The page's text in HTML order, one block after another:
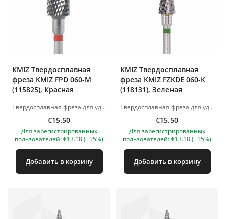
KMIZ Твердосплавная
фреза KMIZ FPD 060-M
(115825), Красная
Твердосплавная фреза для удаления материала (геля и акрила) . Длина рабочей части: 6.0 мм. Диаметр рабочей части: 14 мм. Изображения продуктов носят иллюстративный характер. Если у вас есть какие-либо вопросы, мы всегда ждем вашего письма nanatallinn@gmail.com
€15.50
Для зарегистрированных
пользователей: €13.18 (−15%)
Добавить в корзину
KMIZ Твердосплавная
фреза KMIZ FZKDE 060-K
(118131), Зеленая
Твердосплавная фреза для удаления материала (геля и акрила) . Длина рабочей части: 6.0 мм. Диаметр рабочей части: 13,5 мм. Изображения продуктов носят иллюстративный характер. Если у вас есть какие-либо вопросы, мы всегда ждем вашего письма nanatallinn@gmail.com
€15.50
Для зарегистрированных
пользователей: €13.18 (−15%)
Добавить в корзину